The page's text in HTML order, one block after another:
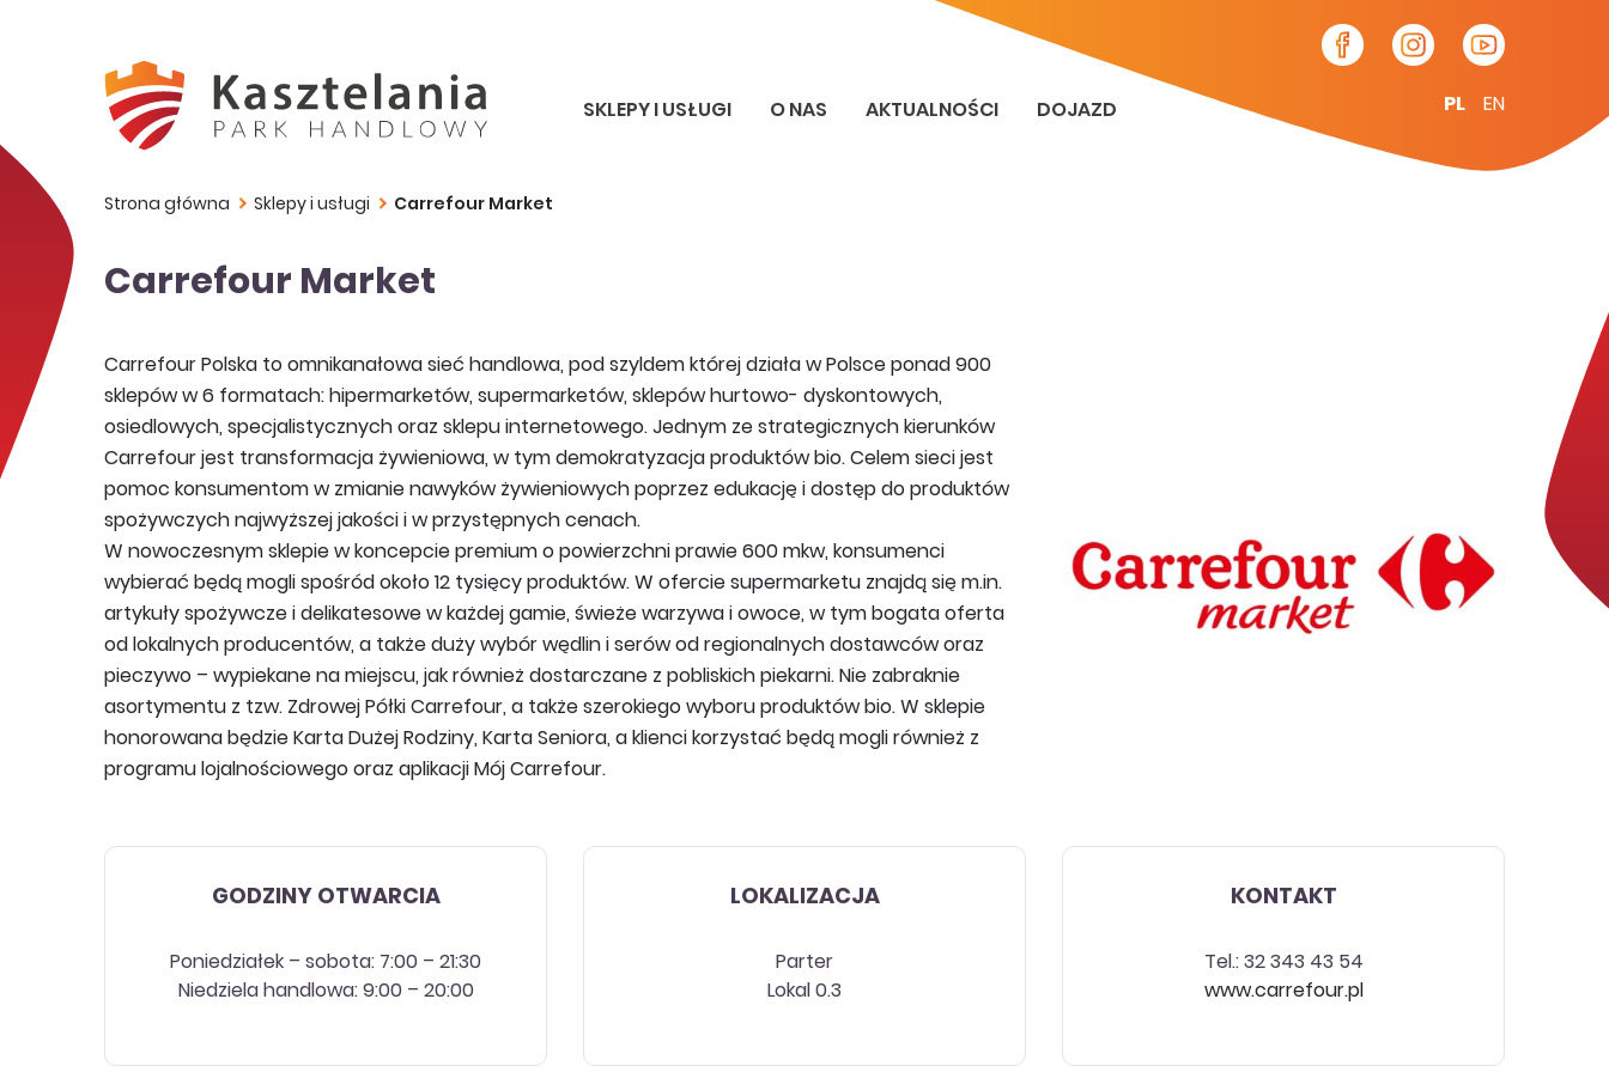
SKLEPY I USŁUGI O NAS AKTUALNOŚCI DOJAZD PL EN
Strona główna Sklepy i usługi Carrefour Market
Carrefour Market
Carrefour Polska to omnikanałowa sieć handlowa, pod szyldem której działa w Polsce ponad 900
sklepów w 6 formatach: hipermarketów, supermarketów, sklepów hurtowo- dyskontowych,
osiedlowych, specjalistycznych oraz sklepu internetowego. Jednym ze strategicznych kierunków
Carrefour jest transformacja żywieniowa, w tym demokratyzacja produktów bio. Celem sieci jest
pomoc konsumentom w zmianie nawyków żywieniowych poprzez edukację i dostęp do produktów
spożywczych najwyższej jakości i w przystępnych cenach.
W nowoczesnym sklepie w koncepcie premium o powierzchni prawie 600 mkw, konsumenci
wybierać będą mogli spośród około 12 tysięcy produktów. W ofercie supermarketu znajdą się m.in.
artykuły spożywcze i delikatesowe w każdej gamie, świeże warzywa i owoce, w tym bogata oferta
od lokalnych producentów, a także duży wybór wędlin i serów od regionalnych dostawców oraz
pieczywo – wypiekane na miejscu, jak również dostarczane z pobliskich piekarni. Nie zabraknie
asortymentu z tzw. Zdrowej Półki Carrefour, a także szerokiego wyboru produktów bio. W sklepie
honorowana będzie Karta Dużej Rodziny, Karta Seniora, a klienci korzystać będą mogli również z
programu lojalnościowego oraz aplikacji Mój Carrefour.
GODZINY OTWARCIA
Poniedziałek – sobota: 7:00 – 21:30
Niedziela handlowa: 9:00 – 20:00
LOKALIZACJA
Parter
Lokal 0.3
KONTAKT
Tel.: 32 343 43 54
www.carrefour.pl